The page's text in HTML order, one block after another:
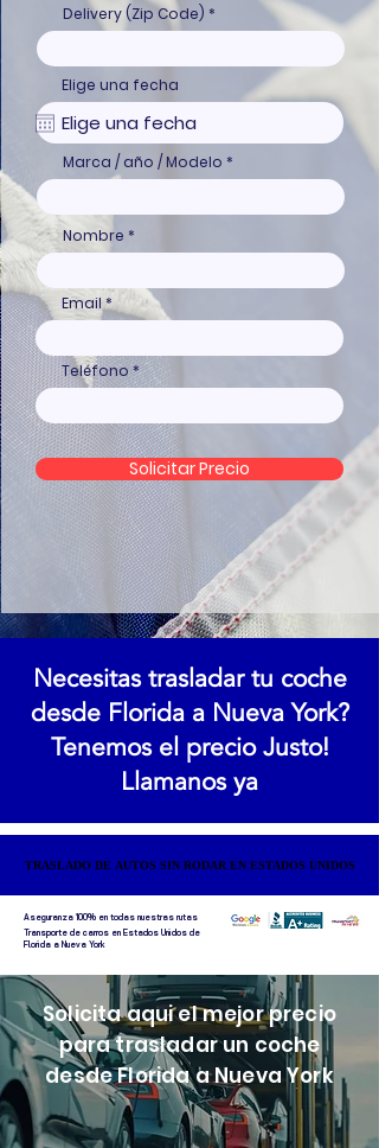
Delivery (Zip Code)
Elige una fecha
Marca / año / Modelo
Nombre
Email
Teléfono
Solicitar Precio
Necesitas trasladar tu coche
desde Florida a Nueva York?
Tenemos el precio Justo!
Llamanos ya
TRASLADO DE AUTOS SIN RODAR EN ESTADOS UNIDOS
TRASLADO DE AUTOS SIN RODAR EN ESTADOS UNIDOS
Aseguranza 100% en todas nuestras rutas
Transporte de carros en Estados Unidos de
Florida a Nueva York
Solicita aqui el mejor precio
para trasladar un coche
desde Florida a Nueva York